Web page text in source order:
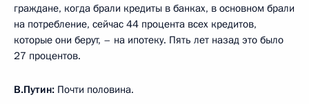
граждане, когда брали кредиты в банках, в основном брали
на потребление, сейчас 44 процента всех кредитов,
которые они берут, – на ипотеку. Пять лет назад это было
27 процентов.
В.Путин: Почти половина.